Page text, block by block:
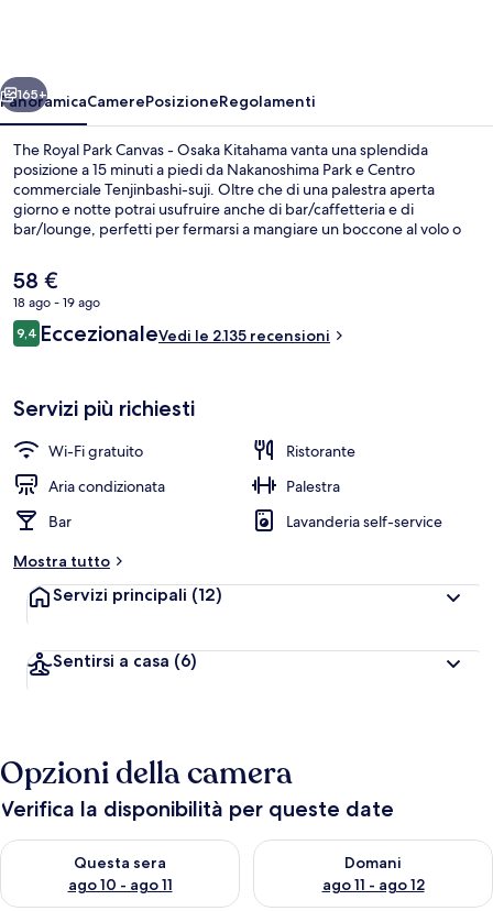
Osaka
Kitahama
Esterni
Avanti
165+
PanoramicaCamerePosizioneRegolamenti
The Royal Park Canvas - Osaka Kitahama vanta una splendida
posizione a 15 minuti a piedi da Nakanoshima Park e Centro
commerciale Tenjinbashi-suji. Oltre che di una palestra aperta
giorno e notte potrai usufruire anche di bar/caffetteria e di
bar/lounge, perfetti per fermarsi a mangiare un boccone al volo o
forza della struttura. Le recensioni apprezzano la posizione comoda
per i mezzi pubblici: Stazione di Minami-morimachi si trova a 12 min
e Stazione di Higobashi a 12 min.
Il
prezzo
attuale
è
58 €
18 ago - 19 ago
Recensioni
9,49,4 su 10
EccezionaleVedi le 2.135 recensioni
Servizi più richiesti
Wi-Fi gratuito
Ristorante
Aria condizionata
Palestra
Bar
Lavanderia self-service
Mostra tutto
Servizi principali (12)
Sentirsi a casa (6)
Opzioni della camera
Verifica la disponibilità per queste date
Questa sera
ago 10 - ago 11
Verifica la disponibilità per questa sera, ago 10 - ago 11
Domani
ago 11 - ago 12
Verifica la disponibilità per